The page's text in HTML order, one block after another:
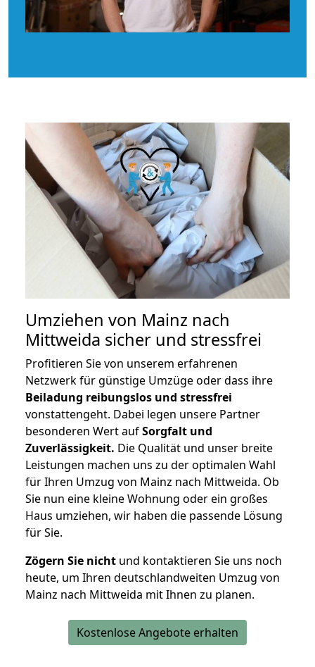
Umziehen von Mainz nach
Mittweida sicher und stressfrei
Profitieren Sie von unserem erfahrenen
Netzwerk für günstige Umzüge oder dass ihre
Beiladung reibungslos und stressfrei
vonstattengeht. Dabei legen unsere Partner
besonderen Wert aufSorgfalt und
Zuverlässigkeit. Die Qualität und unser breite
Leistungen machen uns zu der optimalen Wahl
für Ihren Umzug von Mainz nach Mittweida. Ob
Sie nun eine kleine Wohnung oder ein großes
Haus umziehen, wir haben die passende Lösung
für Sie.
Zögern Sie nicht und kontaktieren Sie uns noch
heute, um Ihren deutschlandweiten Umzug von
Mainz nach Mittweida mit Ihnen zu planen.
Kostenlose Angebote erhalten